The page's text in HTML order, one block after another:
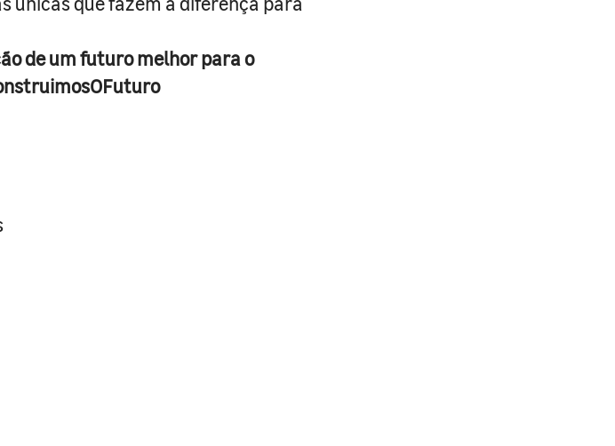
de um futuro melhor para o